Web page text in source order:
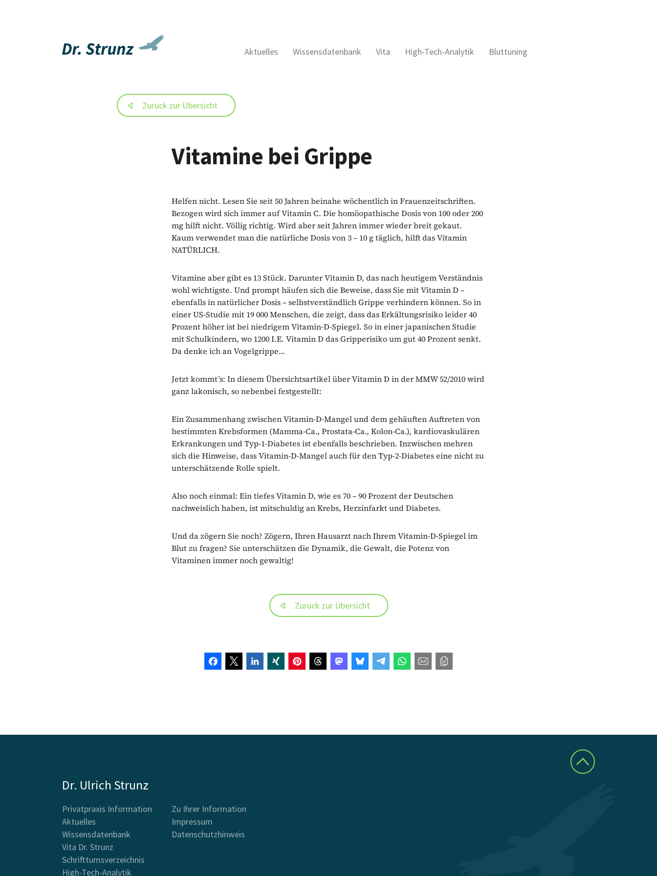
Aktuelles Wissensdatenbank Vita High-Tech-Analytik Bluttuning
Zurück zur Übersicht
Vitamine bei Grippe
Helfen nicht. Lesen Sie seit 50 Jahren beinahe wöchentlich in Frauenzeitschriften.
Bezogen wird sich immer auf Vitamin C. Die homöopathische Dosis von 100 oder 200
mg hilft nicht. Völlig richtig. Wird aber seit Jahren immer wieder breit gekaut.
Kaum verwendet man die natürliche Dosis von 3 – 10 g täglich, hilft das Vitamin
NATÜRLICH.
Vitamine aber gibt es 13 Stück. Darunter Vitamin D, das nach heutigem Verständnis
wohl wichtigste. Und prompt häufen sich die Beweise, dass Sie mit Vitamin D –
ebenfalls in natürlicher Dosis – selbstverständlich Grippe verhindern können. So in
einer US-Studie mit 19 000 Menschen, die zeigt, dass das Erkältungsrisiko leider 40
Prozent höher ist bei niedrigem Vitamin-D-Spiegel. So in einer japanischen Studie
mit Schulkindern, wo 1200 I.E. Vitamin D das Gripperisiko um gut 40 Prozent senkt.
Da denke ich an Vogelgrippe…
Jetzt kommt’s: In diesem Übersichtsartikel über Vitamin D in der MMW 52/2010 wird
ganz lakonisch, so nebenbei festgestellt:
Ein Zusammenhang zwischen Vitamin-D-Mangel und dem gehäuften Auftreten von
bestimmten Krebsformen (Mamma-Ca., Prostata-Ca., Kolon-Ca.), kardiovaskulären
Erkrankungen und Typ-1-Diabetes ist ebenfalls beschrieben. Inzwischen mehren
sich die Hinweise, dass Vitamin-D-Mangel auch für den Typ-2-Diabetes eine nicht zu
unterschätzende Rolle spielt.
Also noch einmal: Ein tiefes Vitamin D, wie es 70 – 90 Prozent der Deutschen
nachweislich haben, ist mitschuldig an Krebs, Herzinfarkt und Diabetes.
Und da zögern Sie noch? Zögern, Ihren Hausarzt nach Ihrem Vitamin-D-Spiegel im
Blut zu fragen? Sie unterschätzen die Dynamik, die Gewalt, die Potenz von
Vitaminen immer noch gewaltig!
Zurück zur Übersicht
Dr. Ulrich Strunz
Privatpraxis Information
Aktuelles
Wissensdatenbank
Vita Dr. Strunz
Schrifttumsverzeichnis
High-Tech-Analytik
Zu Ihrer Information
Impressum
Datenschutzhinweis